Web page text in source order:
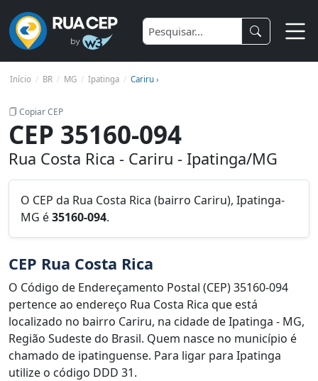
Início BR MG Ipatinga Cariru ›
Copiar CEP
CEP 35160-094
Rua Costa Rica - Cariru - Ipatinga/MG
O CEP da Rua Costa Rica (bairro Cariru), Ipatinga-
MG é35160-094.
CEP Rua Costa Rica
O Código de Endereçamento Postal (CEP) 35160-094
pertence ao endereço Rua Costa Rica que está
localizado no bairro Cariru, na cidade de Ipatinga - MG,
Região Sudeste do Brasil. Quem nasce no município é
chamado de ipatinguense. Para ligar para Ipatinga
utilize o código DDD 31.